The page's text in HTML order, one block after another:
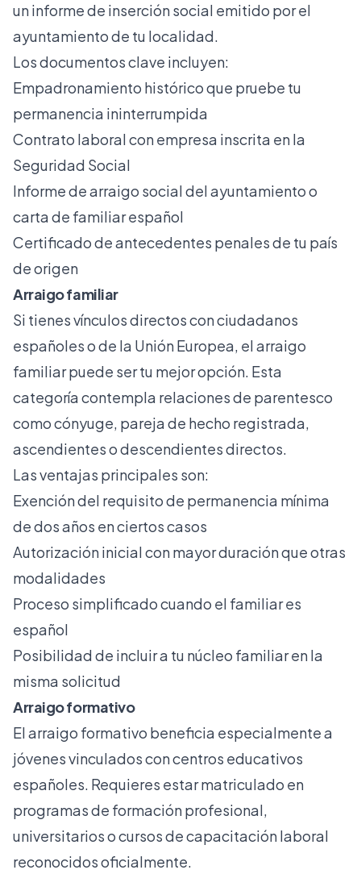
un informe de inserción social emitido por el
ayuntamiento de tu localidad.
Los documentos clave incluyen:
Empadronamiento histórico que pruebe tu
permanencia ininterrumpida
Contrato laboral con empresa inscrita en la
Seguridad Social
Informe de arraigo social del ayuntamiento o
carta de familiar español
Certificado de antecedentes penales de tu país
de origen
Arraigo familiar
Si tienes vínculos directos con ciudadanos
españoles o de la Unión Europea, elarraigo
familiarpuede ser tu mejor opción. Esta
categoría contempla relaciones de parentesco
como cónyuge, pareja de hecho registrada,
ascendientes o descendientes directos.
Las ventajas principales son:
Exención del requisito de permanencia mínima
de dos años en ciertos casos
Autorización inicial con mayor duración que otras
modalidades
Proceso simplificado cuando el familiar es
español
Posibilidad de incluir a tu núcleo familiar en la
misma solicitud
Arraigo formativo
Elarraigo formativo beneficia especialmente a
jóvenes vinculados con centros educativos
españoles. Requieres estar matriculado en
programas de formación profesional,
universitarios o cursos de capacitación laboral
reconocidos oficialmente.